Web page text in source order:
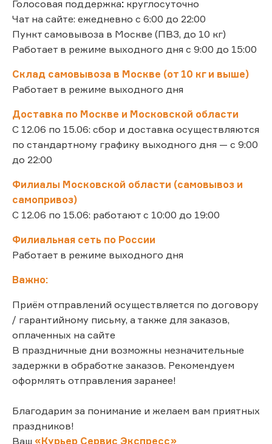
Голосовая поддержка: круглосуточно
Чат на сайте: ежедневно с 6:00 до 22:00
Пункт самовывоза в Москве (ПВЗ, до 10 кг)
Работает в режиме выходного дня с 9:00 до 15:00
Склад самовывоза в Москве (от 10 кг и выше)
Работает в режиме выходного дня
Доставка по Москве и Московской области
С 12.06 по 15.06: сбор и доставка осуществляются
по стандартному графику выходного дня — с 9:00
до 22:00
Филиалы Московской области (самовывоз и
самопривоз)
С 12.06 по 15.06: работают с 10:00 до 19:00
Филиальная сеть по России
Работает в режиме выходного дня
Важно:
Приём отправлений осуществляется по договору
/ гарантийному письму, а также для заказов,
оплаченных на сайте
В праздничные дни возможны незначительные
задержки в обработке заказов. Рекомендуем
оформлять отправления заранее!
Благодарим за понимание и желаем вам приятных
праздников!
Ваш «Курьер Сервис Экспресс»